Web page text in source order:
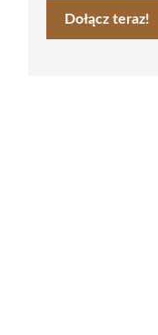
Dołącz teraz!